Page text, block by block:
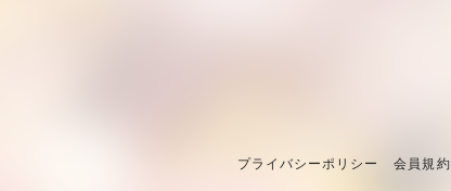
プライバシーポリシー 会員規約